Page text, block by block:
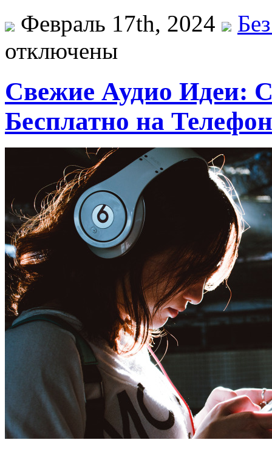
Февраль 17th, 2024
отключены
Свежие Аудио Идеи:
Бесплатно на Телефон